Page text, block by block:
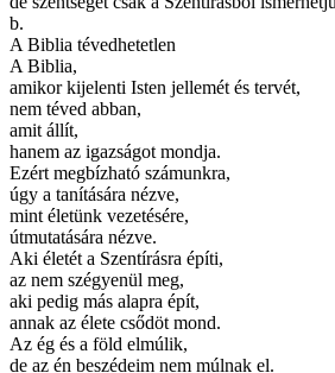
b.
A Biblia tévedhetetlen
A Biblia,
amikor kijelenti Isten jellemét és tervét,
nem téved abban,
amit állít,
hanem az igazságot mondja.
Ezért megbízható számunkra,
úgy a tanítására nézve,
mint életünk vezetésére,
útmutatására nézve.
Aki életét a Szentírásra építi,
az nem szégyenül meg,
aki pedig más alapra épít,
annak az élete csődöt mond.
Az ég és a föld elmúlik,
de az én beszédeim nem múlnak el.